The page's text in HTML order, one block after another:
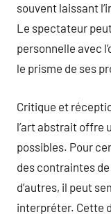
souvent laissant
Le spectateur
personnelle avec
le prisme de ses
Critique et
l’art abstrait offre
possibles. Pour
des contraintes
d’autres, il peut
interpréter. Cette